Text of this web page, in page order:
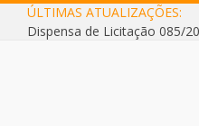
ÚLTIMAS ATUALIZAÇÕES: